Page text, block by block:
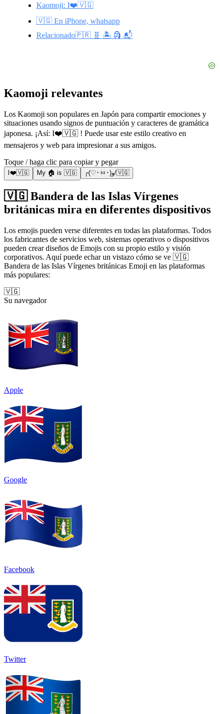
Kaomoji: I❤️🇻🇬
🇻🇬 En iPhone, whatsapp
Relacionado🇵🇷 🧬 🏝️ 🗿 📬
Kaomoji relevantes
Los Kaomoji son populares en Japón para compartir emociones y
situaciones usando signos de puntuación y caracteres de gramática
japonesa. ¡Así: I❤️🇻🇬 ! Puede usar este estilo creativo en
mensajeros y web para impresionar a sus amigos.
Toque / haga clic para copiar y pegar
I❤️🇻🇬 My 🏠 is 🇻🇬 ╭(♡･ㅂ･)و/🇻🇬
🇻🇬 Bandera de las Islas Vírgenes
británicas mira en diferentes dispositivos
Los emojis pueden verse diferentes en todas las plataformas. Todos
los fabricantes de servicios web, sistemas operativos o dispositivos
pueden crear diseños de Emojis con su propio estilo y visión
corporativos. Aquí puede echar un vistazo cómo se ve 🇻🇬
Bandera de las Islas Vírgenes británicas Emoji en las plataformas
más populares:
🇻🇬
Su navegador
Apple
Google
Facebook
Twitter